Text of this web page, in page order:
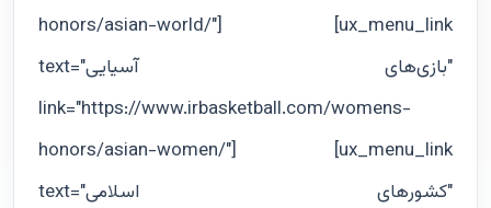
honors/asian-world/"] [ux_menu_link
text="بازی‌های آسیایی"
link="https://www.irbasketball.com/womens-
honors/asian-women/"] [ux_menu_link
text="كشورهاى اسلامى"